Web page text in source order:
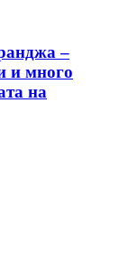
–
и много
на